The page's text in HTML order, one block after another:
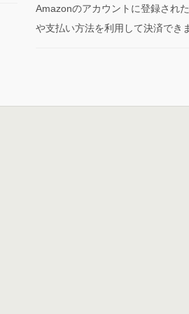
Amazonのアカウントに登録され
や支払い方法を利用して決済でき